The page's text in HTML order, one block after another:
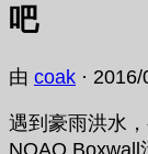
吧
由 coak · 2016/
遇到豪雨洪水